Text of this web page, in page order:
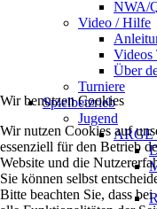
NWA/
Video / Hilfe
Videos
Über
Turniere
Spielbetzrieb
Jugend
ARGE
Wir benutzen Cookies
Wir nutzen Cookies auf
essenziell für den Betrieb
Website und die
Sie können selbst
Bitte beachten Sie, dass